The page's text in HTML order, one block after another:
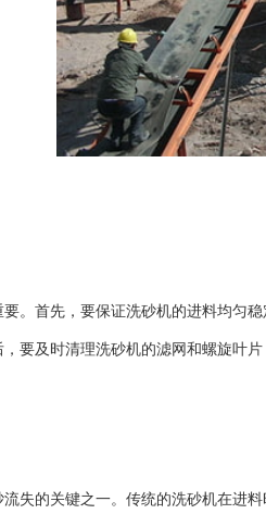
首先，要保证洗砂机的进料均匀稳
要及时清理洗砂机的滤网和螺旋叶
失的关键之一。传统的洗砂机在进